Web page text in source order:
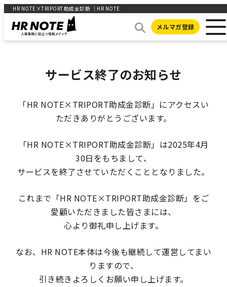
HR NOTE×TRIPORT助成金診断 ｜HR NOTE
メルマガ登録
サービス終了のお知らせ
「HR NOTE×TRIPORT助成金診断」にアクセスい
ただきありがとうございます。
「HR NOTE×TRIPORT助成金診断」は2025年4月
30日をもちまして、
サービスを終了させていただくこととなりました。
これまで「HR NOTE×TRIPORT助成金診断」をご
愛顧いただきました皆さまには、
心より御礼申し上げます。
なお、HR NOTE本体は今後も継続して運営してまい
りますので、
引き続きよろしくお願い申し上げます。